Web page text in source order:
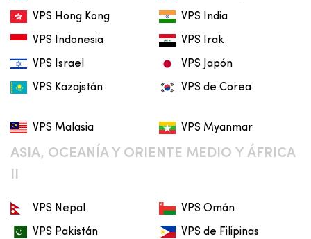
VPS Hong Kong VPS India
VPS Indonesia VPS Irak
VPS Israel VPS Japón
VPS Kazajstán VPS de Corea
VPS Malasia VPS Myanmar
ASIA, OCEANÍA Y ORIENTE MEDIO Y ÁFRICA
II
VPS Nepal VPS Omán
VPS Pakistán VPS de Filipinas